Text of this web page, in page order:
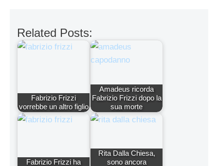
Related Posts:
Fabrizio Frizzi
vorrebbe un altro figlio
Amadeus ricorda
Fabrizio Frizzi dopo la
sua morte
Fabrizio Frizzi ha
Rita Dalla Chiesa,
sono ancora